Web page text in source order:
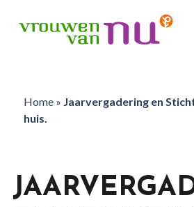
Home» Jaarvergadering en
huis.